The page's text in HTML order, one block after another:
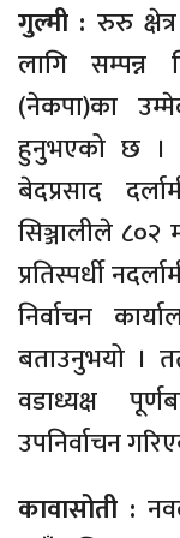
गुल्मी : रुरु
लागि सम्पन्न
(नेकपा)का
हुनुभएको छ ।
बेदप्रसाद
सिञ्जालीले ८०२
प्रतिस्पर्धी
निर्वाचन
बताउनुभयो ।
वडाध्यक्ष
उपनिर्वाचन
कावासोती :